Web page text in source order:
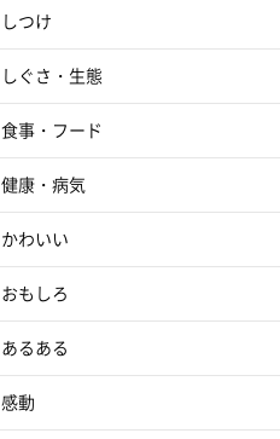
しつけ
しぐさ・生態
食事・フード
健康・病気
かわいい
おもしろ
あるある
感動